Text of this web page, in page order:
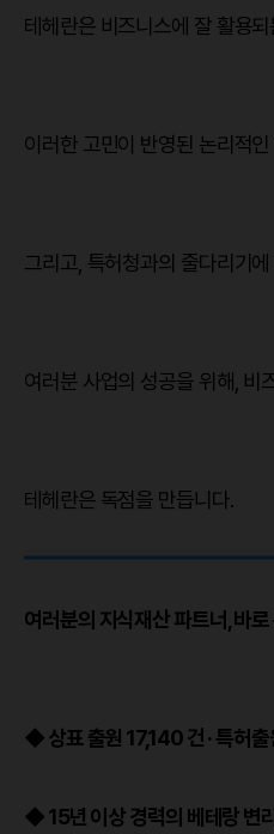
테헤란은 비즈니스에 잘 활용
이러한 고민이 반영된 논리적
그리고, 특허청과의 줄다리기
여러분 사업의 성공을 위해, 비
테헤란은 독점을 만듭니다.
여러분의 지식재산 파트너, 바
◆ 상표 출원 17,140 건 · 특허
◆ 15년 이상 경력의 베테랑 변